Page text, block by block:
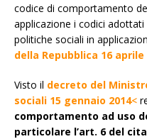
codice di comportamento
applicazione i codici
politiche sociali in
della Repubblica 16 aprile
Visto il decreto del
sociali 15 gennaio 2014<
comportamento ad uso
particolare l’art. 6 del